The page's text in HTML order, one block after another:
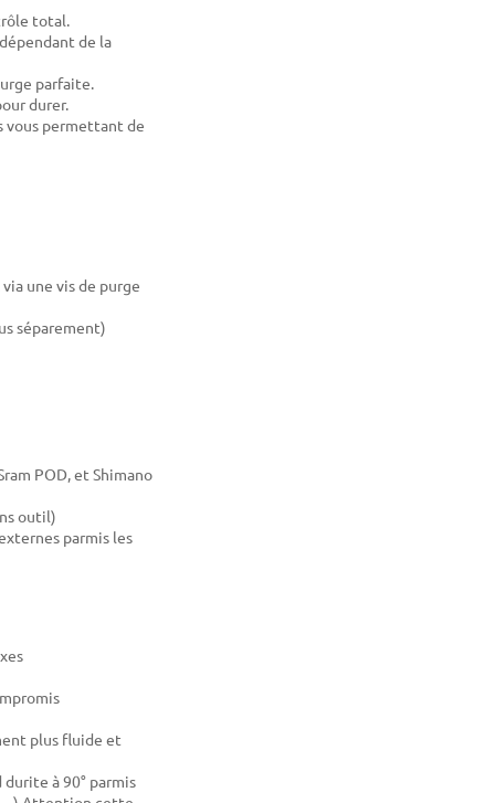
total.
de la
parfaite.
durer.
vous permettant de
une vis de purge
séparement)
POD, et Shimano
outil)
parmis les
plus fluide et
à 90° parmis